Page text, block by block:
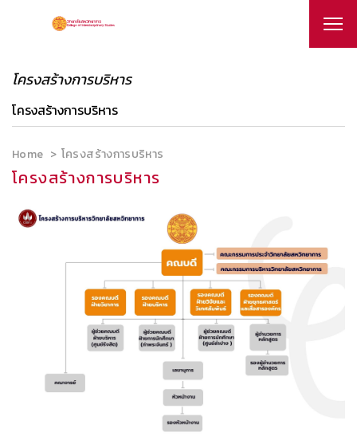
โครงสร้างการบริหาร
โครงสร้างการบริหาร
Home โครงสร้างการบริหาร
โครงสร้างการบริหาร